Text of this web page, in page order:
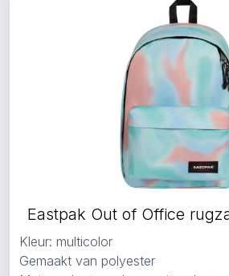
Eastpak Out of Office
Kleur: multicolor
Gemaakt van polyester